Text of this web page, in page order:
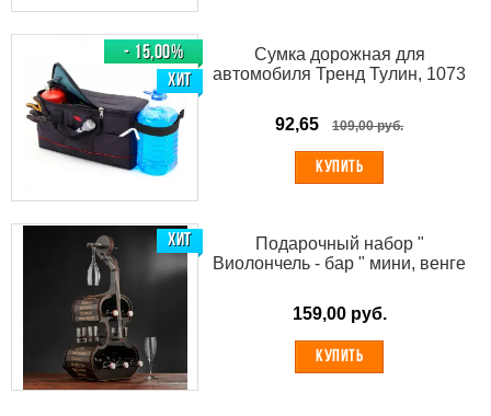
- 15,00%
ХИТ
Сумка дорожная для
автомобиля Тренд Тулин, 1073
92,65 109,00 руб.
КУПИТЬ
ХИТ
Подарочный набор "
Виолончель - бар " мини, венге
159,00 руб.
КУПИТЬ